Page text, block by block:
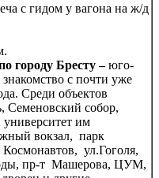
с гидом у вагона на ж/д
городу Бресту –юго-
с почти уже
Среди объектов
Семеновский собор,
университет им
вокзал, парк
ул.Гоголя,
пр-т Машерова, ЦУМ,